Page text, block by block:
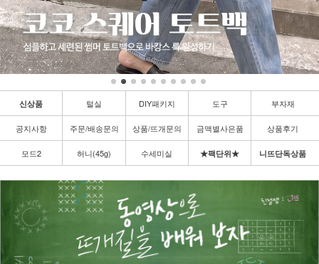
신상품 털실 DIY패키지 도구 부자재
공지사항 주문/배송문의 상품/뜨개문의 금액별사은품 상품후기
모드2 허니(45g) 수세미실 ★팩단위★ 니뜨단독상품